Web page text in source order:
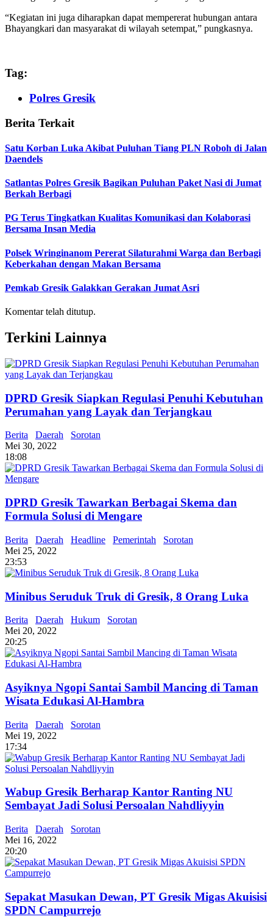
“Kegiatan ini juga diharapkan dapat mempererat hubungan antara
Bhayangkari dan masyarakat di wilayah setempat,” pungkasnya.
Tag:
Polres Gresik
Berita Terkait
Satu Korban Luka Akibat Puluhan Tiang PLN Roboh di Jalan
Daendels
Satlantas Polres Gresik Bagikan Puluhan Paket Nasi di Jumat
Berkah Berbagi
PG Terus Tingkatkan Kualitas Komunikasi dan Kolaborasi
Bersama Insan Media
Polsek Wringinanom Pererat Silaturahmi Warga dan Berbagi
Keberkahan dengan Makan Bersama
Pemkab Gresik Galakkan Gerakan Jumat Asri
Komentar telah ditutup.
Terkini Lainnya
DPRD Gresik Siapkan Regulasi Penuhi Kebutuhan
Perumahan yang Layak dan Terjangkau
Berita Daerah
Sorotan
Mei 30, 2022
18:08
DPRD Gresik Tawarkan Berbagai Skema dan
Formula Solusi di Mengare
Berita Daerah Headline Pemerintah
Sorotan
Mei 25, 2022
23:53
Minibus Seruduk Truk di Gresik, 8 Orang Luka
Berita Daerah Hukum
Sorotan
Mei 20, 2022
20:25
Asyiknya Ngopi Santai Sambil Mancing di Taman
Wisata Edukasi Al-Hambra
Berita Daerah
Sorotan
Mei 19, 2022
17:34
Wabup Gresik Berharap Kantor Ranting NU
Sembayat Jadi Solusi Persoalan Nahdliyyin
Berita Daerah
Sorotan
Mei 16, 2022
20:20
Sepakat Masukan Dewan, PT Gresik Migas Akuisisi
SPDN Campurrejo